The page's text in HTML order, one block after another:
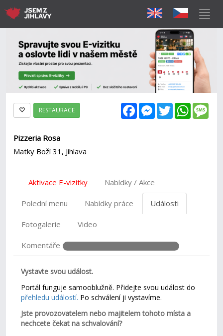
FacebookMessenger
Twitter
RESTAURACE
Pizzeria Rosa
Matky Boží 31, Jihlava
Aktivace E-vizitky Nabídky / Akce
Polední menu Nabídky práce Události
Fotogalerie Video
Komentáře
Vystavte svou událost.
Portál funguje samooblužně. Přidejte svou událost do
přehledu událostí. Po schválení ji vystavíme.
Jste provozovatelem nebo majitelem tohoto místa a
nechcete čekat na schvalování?